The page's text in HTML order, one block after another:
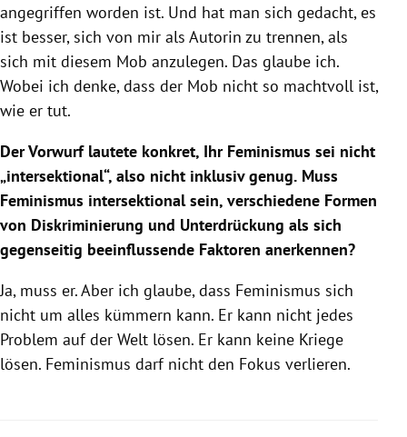
angegriffen worden ist. Und hat man sich gedacht, es
ist besser, sich von mir als Autorin zu trennen, als
sich mit diesem Mob anzulegen. Das glaube ich.
Wobei ich denke, dass der Mob nicht so machtvoll ist,
wie er tut.
Der Vorwurf lautete konkret, Ihr Feminismus sei nicht
„intersektional“, also nicht inklusiv genug. Muss
Feminismus intersektional sein, verschiedene Formen
von Diskriminierung und Unterdrückung als sich
gegenseitig beeinflussende Faktoren anerkennen?
Ja, muss er. Aber ich glaube, dass Feminismus sich
nicht um alles kümmern kann. Er kann nicht jedes
Problem auf der Welt lösen. Er kann keine Kriege
lösen. Feminismus darf nicht den Fokus verlieren.